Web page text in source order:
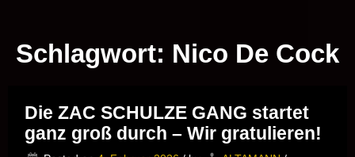
Schlagwort: Nico De Cock
Die ZAC SCHULZE GANG startet
ganz groß durch – Wir gratulieren!